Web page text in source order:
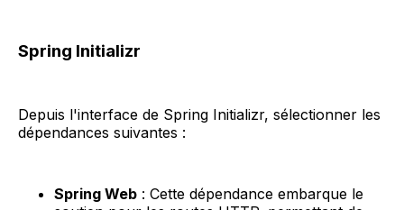
Spring Initializr
Depuis l'interface de Spring Initializr, sélectionner les
dépendances suivantes :
Spring Web : Cette dépendance embarque le